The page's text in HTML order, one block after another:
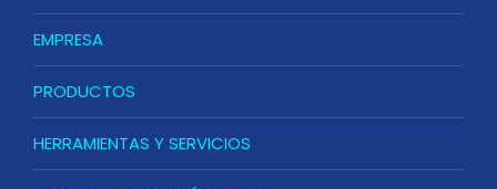
EMPRESA
PRODUCTOS
HERRAMIENTAS Y SERVICIOS